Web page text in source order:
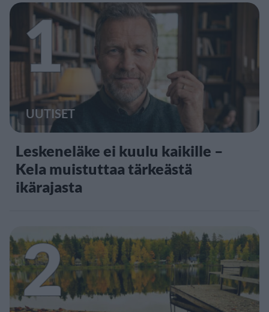
1
UUTISET
Leskeneläke ei kuulu kaikille –
Kela muistuttaa tärkeästä
ikärajasta
2